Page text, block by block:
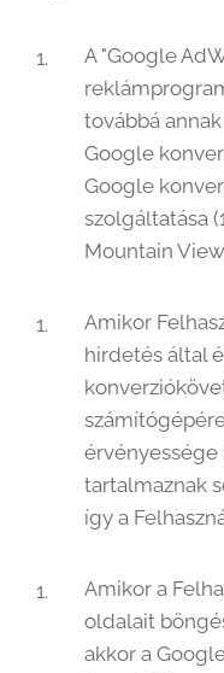
A "Google
továbbá
Google
Google
szolgáltatása
Mountain
Amikor
hirdetés által
tartalmaznak
így a
Amikor a
oldalait
akkor a